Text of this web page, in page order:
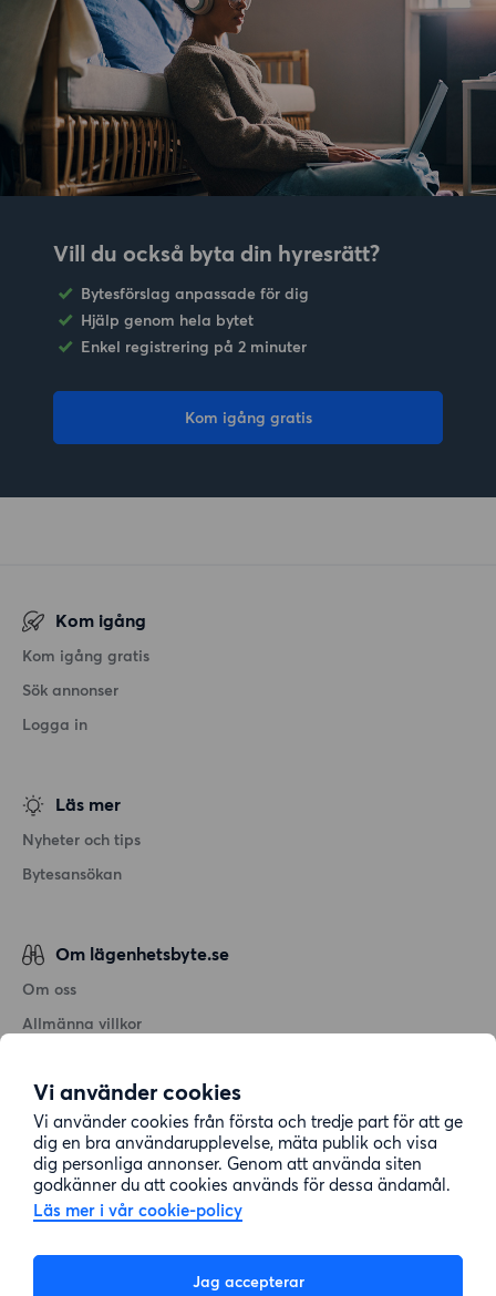
Vi använder cookies
Vi använder cookies från första och tredje part för att ge
dig en bra användarupplevelse, mäta publik och visa
dig personliga annonser. Genom att använda siten
godkänner du att cookies används för dessa ändamål.
Läs mer i vår cookie-policy
Jag accepterar
Vill du också byta din hyresrätt?
Bytesförslag anpassade för dig
Hjälp genom hela bytet
Enkel registrering på 2 minuter
Kom igång gratis
Kom igång
Kom igång gratis
Sök annonser
Logga in
Läs mer
Nyheter och tips
Bytesansökan
Om lägenhetsbyte.se
Om oss
Allmänna villkor
Cookiepolicy
Sitemap
Kundtjänst